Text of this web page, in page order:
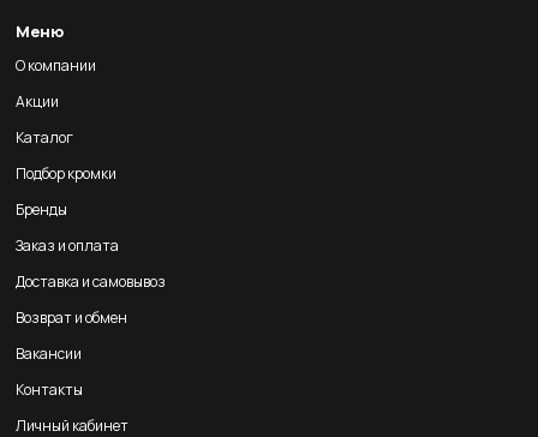
Меню
О компании
Акции
Каталог
Подбор кромки
Бренды
Заказ и оплата
Доставка и самовывоз
Возврат и обмен
Вакансии
Контакты
Личный кабинет